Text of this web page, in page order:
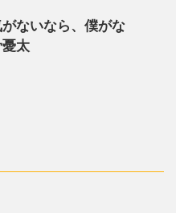
がないなら、僕がな
太